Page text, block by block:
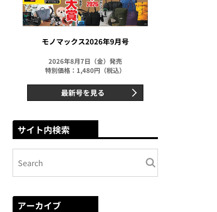
モノマックス2026年9月号
2026年8月7日（金）発売
特別価格：1,480円（税込）
最新号を見る
サイト内検索
アーカイブ